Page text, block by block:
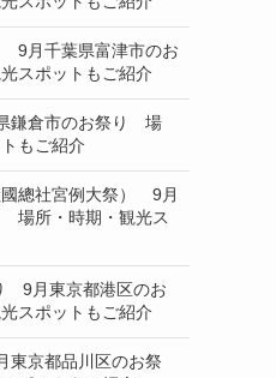
9月千葉県富津市のお
スポットもご紹介
鎌倉市のお祭り 場
もご紹介
總社宮例大祭） 9月
場所・時期・観光ス
9月東京都港区のお
スポットもご紹介
京都品川区のお祭